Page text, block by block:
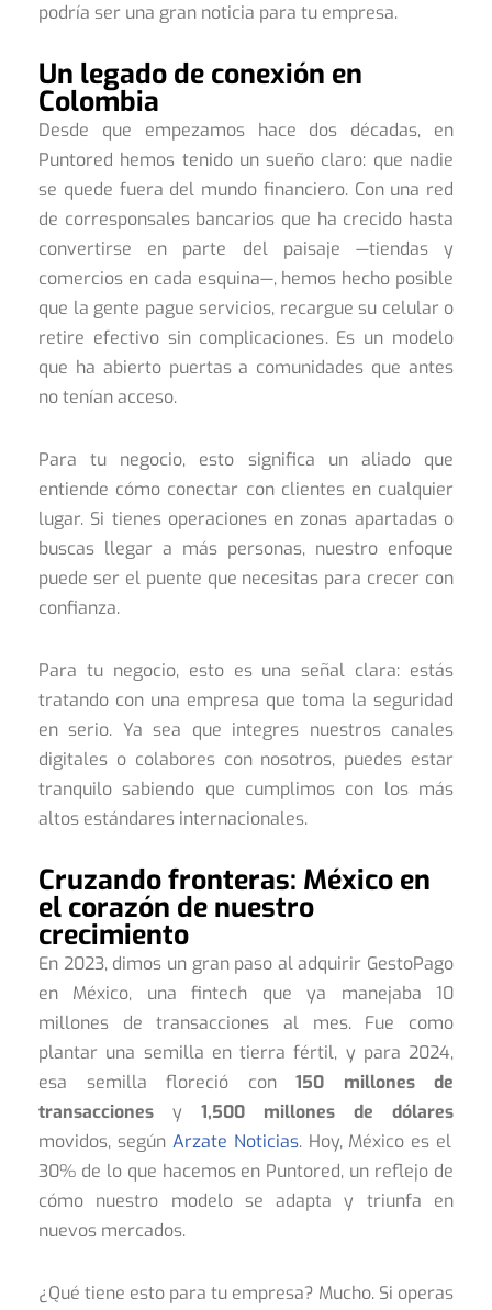
podría ser una gran noticia para tu empresa.
Un legado de conexión en
Colombia
Desde que empezamos hace dos décadas, en
Puntored hemos tenido un sueño claro: que nadie
se quede fuera del mundo financiero. Con una red
de corresponsales bancarios que ha crecido hasta
convertirse en parte del paisaje —tiendas y
comercios en cada esquina—, hemos hecho posible
que la gente pague servicios, recargue su celular o
retire efectivo sin complicaciones. Es un modelo
que ha abierto puertas a comunidades que antes
no tenían acceso.
Para tu negocio, esto significa un aliado que
entiende cómo conectar con clientes en cualquier
lugar. Si tienes operaciones en zonas apartadas o
buscas llegar a más personas, nuestro enfoque
puede ser el puente que necesitas para crecer con
confianza.
Para tu negocio, esto es una señal clara: estás
tratando con una empresa que toma la seguridad
en serio. Ya sea que integres nuestros canales
digitales o colabores con nosotros, puedes estar
tranquilo sabiendo que cumplimos con los más
altos estándares internacionales.
Cruzando fronteras: México en
el corazón de nuestro
crecimiento
En 2023, dimos un gran paso al adquirir GestoPago
en México, una fintech que ya manejaba 10
millones de transacciones al mes. Fue como
plantar una semilla en tierra fértil, y para 2024,
esa semilla floreció con 150 millones de
transacciones y 1,500 millones de dólares
movidos, segúnArzate Noticias. Hoy, México es el
30% de lo que hacemos en Puntored, un reflejo de
cómo nuestro modelo se adapta y triunfa en
nuevos mercados.
¿Qué tiene esto para tu empresa? Mucho. Si operas